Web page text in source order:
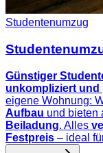
Studentenumzug
Günstiger
unkompliziert und
eigene Wohnung:
Aufbau und bieten
Beiladung. Alles
Festpreis – ideal